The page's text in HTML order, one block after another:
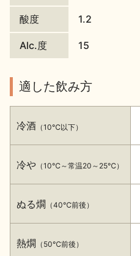
日本酒の楽しみ方特集
地酒・イベント情報
イベント情報TOP
酸度 1.2
Alc.度 15
適した飲み方
冷酒 （10℃以下）
冷や （10℃～常温20～25℃）
ぬる燗 （40℃前後）
熱燗 （50℃前後）